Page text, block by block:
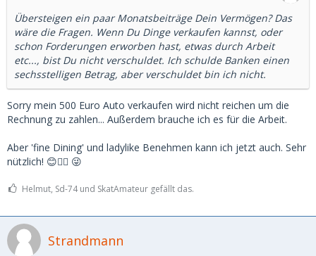
Übersteigen ein paar Monatsbeiträge Dein Vermögen? Das
wäre die Fragen. Wenn Du Dinge verkaufen kannst, oder
schon Forderungen erworben hast, etwas durch Arbeit
etc..., bist Du nicht verschuldet. Ich schulde Banken einen
sechsstelligen Betrag, aber verschuldet bin ich nicht.
Sorry mein 500 Euro Auto verkaufen wird nicht reichen um die
Rechnung zu zahlen... Außerdem brauche ich es für die Arbeit.
Aber 'fine Dining' und ladylike Benehmen kann ich jetzt auch. Sehr
nützlich! 😊👍🏻 😜
Helmut, Sd-74 und SkatAmateur gefällt das.
Strandmann